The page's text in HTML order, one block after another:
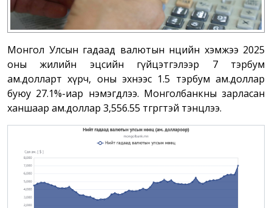
Монгол Улсын гадаад валютын нөөцийн хэмжээ 2025
оны жилийн эцсийн гүйцэтгэлээр 7 тэрбум
ам.долларт хүрч, оны эхнээс 1.5 тэрбум ам.доллар
буюу 27.1%-иар нэмэгдлээ. Монголбанкны зарласан
ханшаар ам.доллар 3,556.55 төгрөгтэй тэнцлээ.